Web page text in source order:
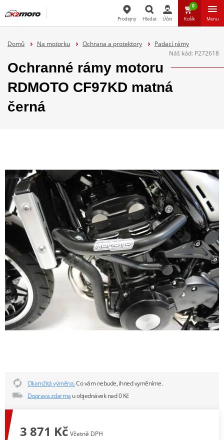
Hledat
Prodejny Hledat Účet
0
Košík Menu
Domů Na motorku Ochrana a protektory
Padací rámy
Náš kód: P272618
Ochranné rámy motoru
RDMOTO CF97KD matná
černá
Okamžitá výměna.Co vám nebude, ihned vyměníme.
Doprava zdarma u objednávek nad 0 Kč
3 871 Kč Včetně DPH